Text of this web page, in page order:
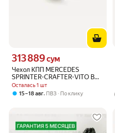
Чехол КПП MERCEDES
SPRINTER-CRAFTER-VITO BM
2003- BSG AUTO PARTS арт.
bsg60-467-006
Осталась 1 шт
Цена 313889 сум вместо
313 889сум
15 – 18 авг, ПВЗ По клику